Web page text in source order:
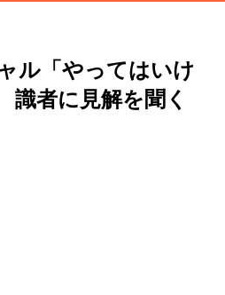
ル「やってはいけ
者に見解を聞く